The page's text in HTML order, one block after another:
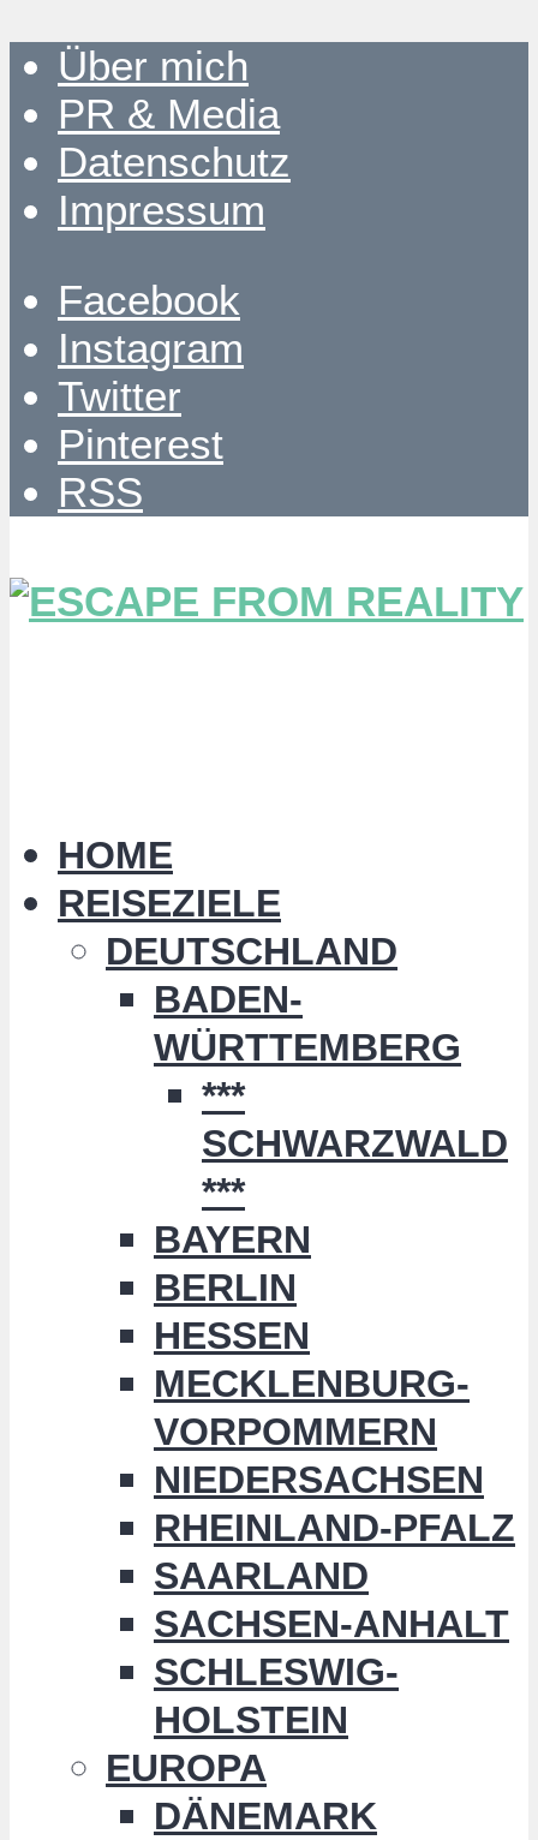
Über mich
PR & Media
Datenschutz
Impressum
Facebook
Instagram
Twitter
Pinterest
RSS
HOME
REISEZIELE
DEUTSCHLAND
BADEN-
WÜRTTEMBERG
***
SCHWARZWALD
***
BAYERN
BERLIN
HESSEN
MECKLENBURG-
VORPOMMERN
NIEDERSACHSEN
RHEINLAND-PFALZ
SAARLAND
SACHSEN-ANHALT
SCHLESWIG-
HOLSTEIN
EUROPA
DÄNEMARK